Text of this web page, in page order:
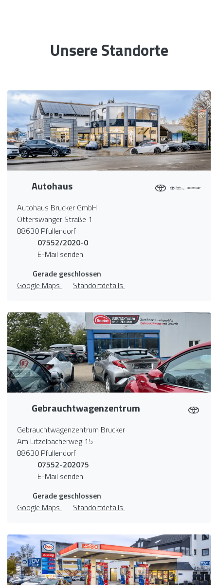
Unsere Standorte
Autohaus
Autohaus Brucker GmbH
Otterswanger Straße 1
88630 Pfullendorf
07552/2020-0
E-Mail senden
Gerade geschlossen
Google Maps
Standortdetails
Gebrauchtwagenzentrum
Gebrauchtwagenzentrum Brucker
Am Litzelbacherweg 15
88630 Pfullendorf
07552-202075
E-Mail senden
Gerade geschlossen
Google Maps
Standortdetails